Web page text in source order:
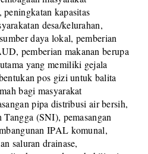
kapasitas
desa/kelurahan,
daya lokal, pemberian
pemberian makanan berupa
yang memiliki gejala
pos gizi untuk balita
bagi masyarakat
pipa distribusi air bersih,
(SNI), pemasangan
IPAL komunal,
saluran drainase,